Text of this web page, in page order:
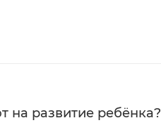
на развитие ребёнка?